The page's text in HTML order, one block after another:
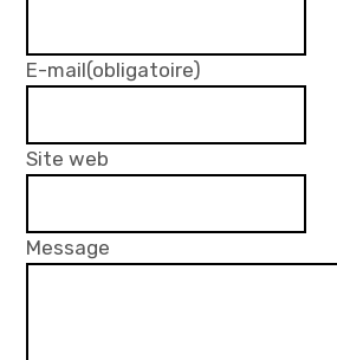
E-mail(obligatoire)
Site web
Message